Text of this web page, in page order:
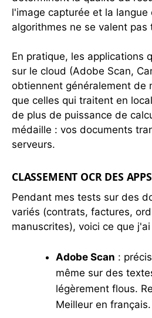
l'image capturée et la
algorithmes ne se valent pas
En pratique, les applications
sur le cloud (Adobe Scan,
obtiennent généralement de
que celles qui traitent en
de plus de puissance de
médaille : vos documents
serveurs.
CLASSEMENT OCR DES
Pendant mes tests sur des
variés (contrats, factures,
manuscrites), voici ce que
Adobe Scan :
même sur des
légèrement flous.
Meilleur en français.